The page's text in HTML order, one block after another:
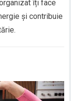
îți face
și contribuie